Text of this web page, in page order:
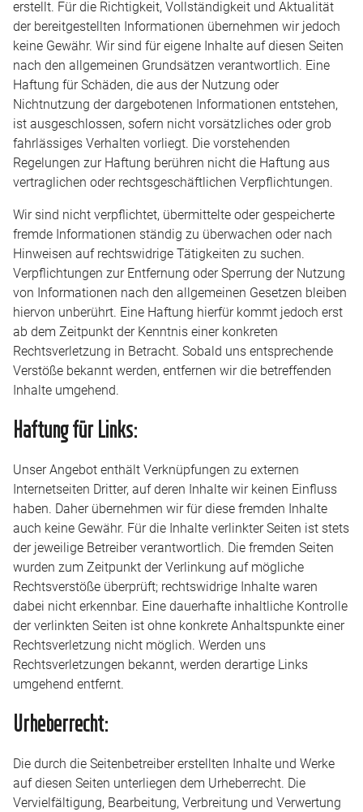
erstellt. Für die Richtigkeit, Vollständigkeit und Aktualität
der bereitgestellten Informationen übernehmen wir jedoch
keine Gewähr. Wir sind für eigene Inhalte auf diesen Seiten
nach den allgemeinen Grundsätzen verantwortlich. Eine
Haftung für Schäden, die aus der Nutzung oder
Nichtnutzung der dargebotenen Informationen entstehen,
ist ausgeschlossen, sofern nicht vorsätzliches oder grob
fahrlässiges Verhalten vorliegt. Die vorstehenden
Regelungen zur Haftung berühren nicht die Haftung aus
vertraglichen oder rechtsgeschäftlichen Verpflichtungen.
Wir sind nicht verpflichtet, übermittelte oder gespeicherte
fremde Informationen ständig zu überwachen oder nach
Hinweisen auf rechtswidrige Tätigkeiten zu suchen.
Verpflichtungen zur Entfernung oder Sperrung der Nutzung
von Informationen nach den allgemeinen Gesetzen bleiben
hiervon unberührt. Eine Haftung hierfür kommt jedoch erst
ab dem Zeitpunkt der Kenntnis einer konkreten
Rechtsverletzung in Betracht. Sobald uns entsprechende
Verstöße bekannt werden, entfernen wir die betreffenden
Inhalte umgehend.
Haftung für Links:
Unser Angebot enthält Verknüpfungen zu externen
Internetseiten Dritter, auf deren Inhalte wir keinen Einfluss
haben. Daher übernehmen wir für diese fremden Inhalte
auch keine Gewähr. Für die Inhalte verlinkter Seiten ist stets
der jeweilige Betreiber verantwortlich. Die fremden Seiten
wurden zum Zeitpunkt der Verlinkung auf mögliche
Rechtsverstöße überprüft; rechtswidrige Inhalte waren
dabei nicht erkennbar. Eine dauerhafte inhaltliche Kontrolle
der verlinkten Seiten ist ohne konkrete Anhaltspunkte einer
Rechtsverletzung nicht möglich. Werden uns
Rechtsverletzungen bekannt, werden derartige Links
umgehend entfernt.
Urheberrecht:
Die durch die Seitenbetreiber erstellten Inhalte und Werke
auf diesen Seiten unterliegen dem Urheberrecht. Die
Vervielfältigung, Bearbeitung, Verbreitung und Verwertung